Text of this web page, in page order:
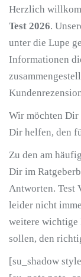
Herzlich
Test 2026.
unter die Lupe
Informationen
Wir möchten Dir
Dir helfen, den
Zu den am
Dir im
Antworten. Test
leider nicht
weitere
sollen, den
[su_shadow